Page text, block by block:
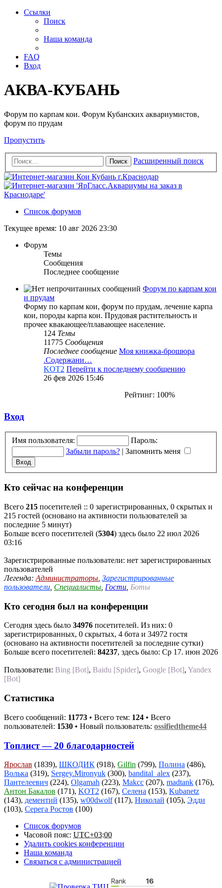
Ссылки
Поиск
Наша команда
FAQ
Вход
АКВА-КУБАНЬ
Форум по карпам кои. Форум Кубанских аквариумистов,
форум по прудам
Пропустить
Поиск Расширенный поиск
Список форумов
Текущее время: 10 авг 2026 23:30
Форум
Темы
Сообщения
Последнее сообщение
Форум по карпам кои
и прудам
Форму по карпам кои, форум по прудам, лечение карпа
кои, породы карпа кои. Прудовая растительность и
прочее квакающее/плавающее население.
124 Темы
11775 Сообщения
Последнее сообщение Моя книжка-брошюра
.Содержани…
KOT2 Перейти к последнему сообщению
26 фев 2026 15:46
Рейтинг: 100%
Вход
Имя пользователя:
Пароль:
Забыли пароль? | Запомнить меня
Кто сейчас на конференции
Всего 215 посетителей :: 0 зарегистрированных, 0 скрытых и
215 гостей (основано на активности пользователей за
последние 5 минут)
Больше всего посетителей (5304) здесь было 22 июл 2026
03:16
Зарегистрированные пользователи: нет зарегистрированных
пользователей
Легенда: Администраторы Зарегистрированные
пользователи Специалисты Гости Боты
Кто сегодня был на конференции
Сегодня здесь было 34976 посетителей. Из них: 0
зарегистрированных, 0 скрытых, 4 бота и 34972 гостя
(основано на активности посетителей за последние сутки)
Больше всего посетителей: 84237, здесь было: Ср 17. июн 2026
Пользователи: Bing [Bot], Baidu [Spider], Google [Bot], Yandex
[Bot]
Статистика
Всего сообщений: 11773 • Всего тем: 124 • Всего
пользователей: 1530 • Новый пользователь: ossifiedtheme44
Топлист — 20 благодарностей
Ярослав (1839), ШКОДИК (918), Gilfin (799), Полина (486),
Волька (319), Sergey.Mironyuk (300), bandital_alex (237),
Пантелеевич (224), Olgamah (223), Makcc (207), madtank (176),
Антон Бакалов (171), KOT2 (167), Селена (153), Kubanetz
(143), дементий (135), w00dwolf(117), Николай (105), Эдди
(103), Серега Ростов (100)
Список форумов
Часовой пояс: UTC+03:00
Удалить cookies конференции
Наша команда
Связаться с администрацией